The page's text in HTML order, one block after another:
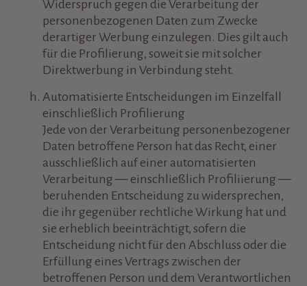
Widerspruch gegen die Verarbeitung der
personenbezogenen Daten zum Zwecke
derartiger Werbung einzulegen. Dies gilt auch
für die Profilierung, soweit sie mit solcher
Direktwerbung in Verbindung steht.
Automatisierte Entscheidungen im Einzelfall
einschließlich Profilierung
Jede von der Verarbeitung personenbezogener
Daten betroffene Person hat das Recht, einer
ausschließlich auf einer automatisierten
Verarbeitung — einschließlich Profiliierung —
beruhenden Entscheidung zu widersprechen,
die ihr gegenüber rechtliche Wirkung hat und
sie erheblich beeinträchtigt, sofern die
Entscheidung nicht für den Abschluss oder die
Erfüllung eines Vertrags zwischen der
betroffenen Person und dem Verantwortlichen